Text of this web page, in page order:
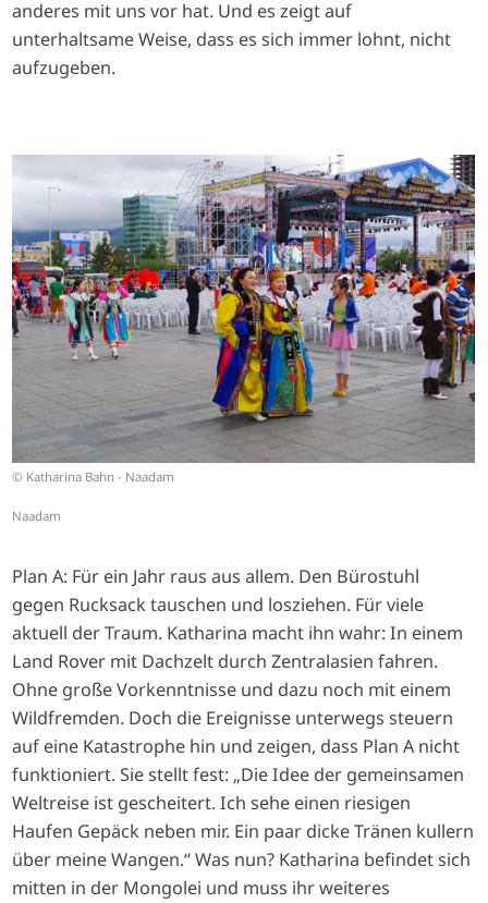
anderes mit uns vor hat. Und es zeigt auf
unterhaltsame Weise, dass es sich immer lohnt, nicht
aufzugeben.
g
e
© Katharina Bahn - Naadam
Naadam
Plan A: Für ein Jahr raus aus allem. Den Bürostuhl
gegen Rucksack tauschen und losziehen. Für viele
aktuell der Traum. Katharina macht ihn wahr: In einem
Land Rover mit Dachzelt durch Zentralasien fahren.
Ohne große Vorkenntnisse und dazu noch mit einem
Wildfremden. Doch die Ereignisse unterwegs steuern
auf eine Katastrophe hin und zeigen, dass Plan A nicht
funktioniert. Sie stellt fest: „Die Idee der gemeinsamen
Weltreise ist gescheitert. Ich sehe einen riesigen
Haufen Gepäck neben mir. Ein paar dicke Tränen kullern
über meine Wangen.“ Was nun? Katharina befindet sich
mitten in der Mongolei und muss ihr weiteres